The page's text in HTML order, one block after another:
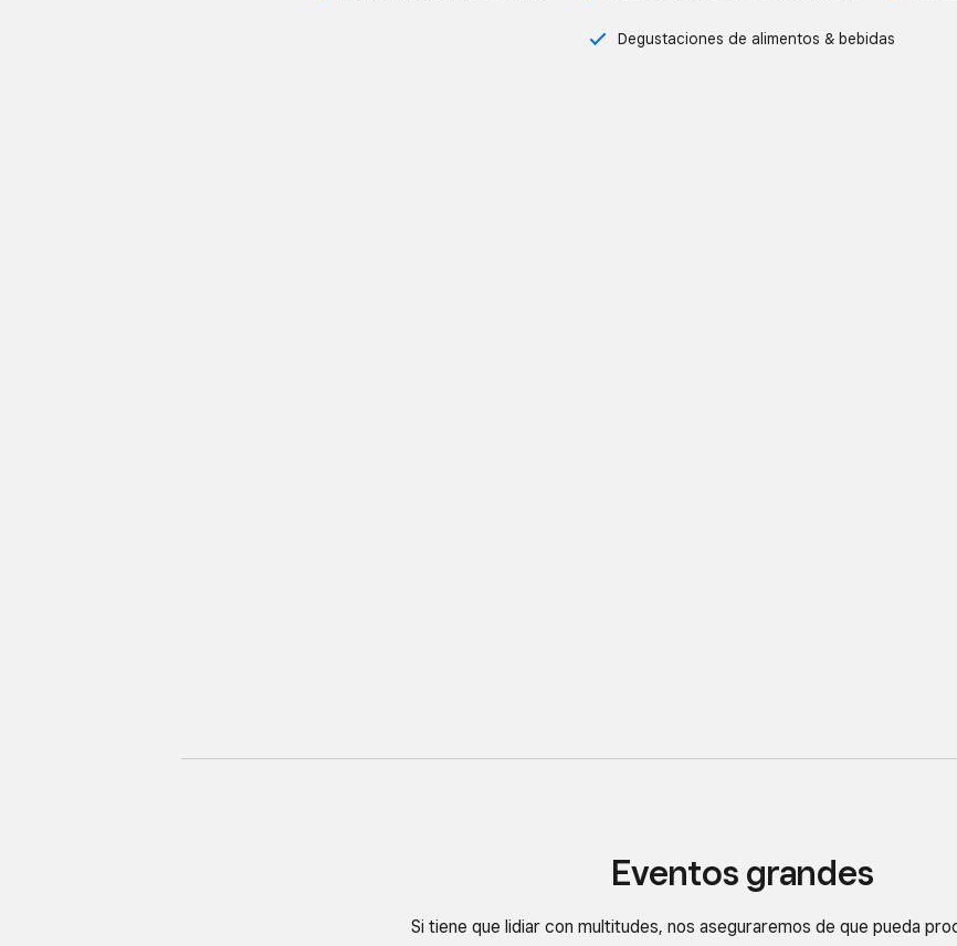
Degustaciones de alimentos & bebidas
Eventos grandes
Si tiene que lidiar con multitudes, nos aseguraremos de que pueda